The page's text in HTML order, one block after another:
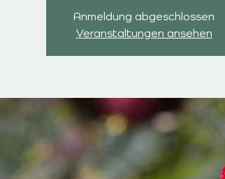
Anmeldung abgeschlossen
Veranstaltungen ansehen